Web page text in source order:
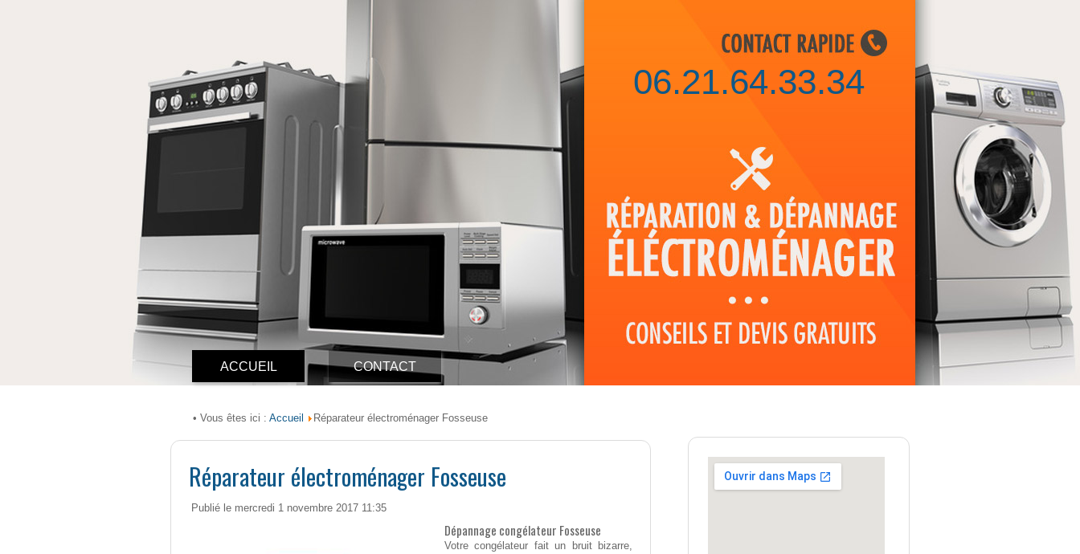
06.21.64.33.34
ACCUEIL CONTACT
• Vous êtes ici : Accueil Réparateur électroménager Fosseuse
Réparateur électroménager Fosseuse
Publié le mercredi 1 novembre 2017 11:35
Dépannage congélateur Fosseuse
Votre congélateur fait un bruit bizarre,